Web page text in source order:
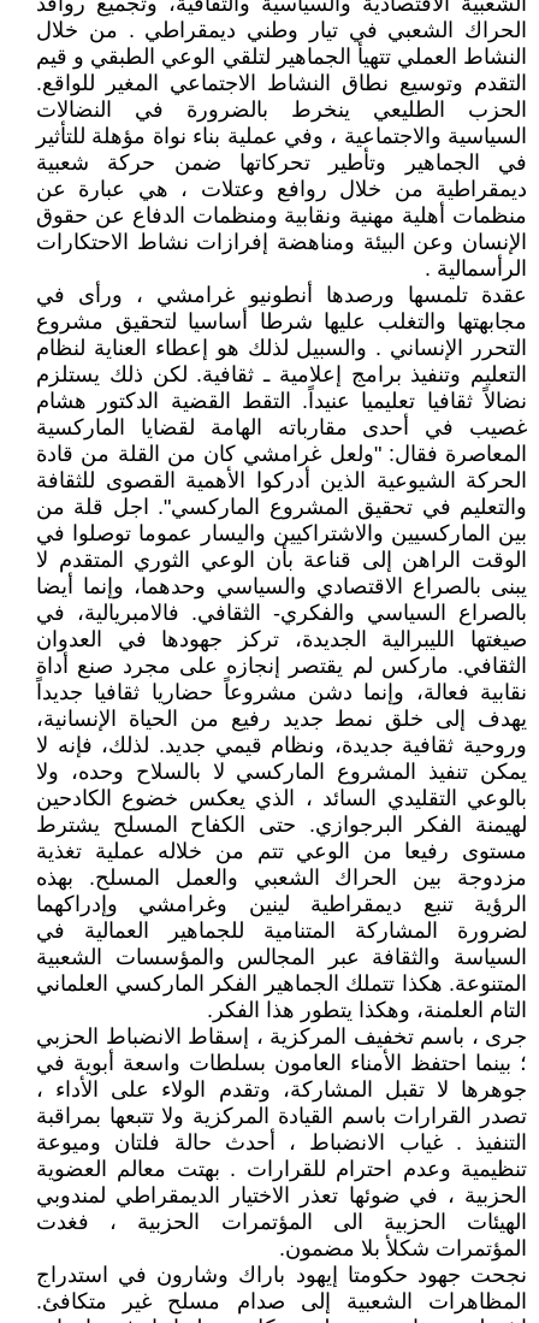
الحراك الشعبي في تيار وطني ديمقراطي . من خلال
النشاط العملي تتهيأ الجماهير لتلقي الوعي الطبقي و قيم
التقدم وتوسيع نطاق النشاط الاجتماعي المغير للواقع.
الحزب الطليعي ينخرط بالضرورة في النضالات
السياسية والاجتماعية ، وفي عملية بناء نواة مؤهلة للتأثير
في الجماهير وتأطير تحركاتها ضمن حركة شعبية
ديمقراطية من خلال روافع وعتلات ، هي عبارة عن
منظمات أهلية مهنية ونقابية ومنظمات الدفاع عن حقوق
الإنسان وعن البيئة ومناهضة إفرازات نشاط الاحتكارات
الرأسمالية .
عقدة تلمسها ورصدها أنطونيو غرامشي ، ورأى في
مجابهتها والتغلب عليها شرطا أساسيا لتحقيق مشروع
التحرر الإنساني . والسبيل لذلك هو إعطاء العناية لنظام
التعليم وتنفيذ برامج إعلامية ـ ثقافية. لكن ذلك يستلزم
نضالاً ثقافيا تعليميا عنيداً. التقط القضية الدكتور هشام
غصيب في أحدى مقارباته الهامة لقضايا الماركسية
المعاصرة فقال: "ولعل غرامشي كان من القلة من قادة
الحركة الشيوعية الذين أدركوا الأهمية القصوى للثقافة
والتعليم في تحقيق المشروع الماركسي". اجل قلة من
بين الماركسيين والاشتراكيين واليسار عموما توصلوا في
الوقت الراهن إلى قناعة بأن الوعي الثوري المتقدم لا
يبنى بالصراع الاقتصادي والسياسي وحدهما، وإنما أيضا
بالصراع السياسي والفكري- الثقافي. فالامبريالية، في
صيغتها الليبرالية الجديدة، تركز جهودها في العدوان
الثقافي. ماركس لم يقتصر إنجازه على مجرد صنع أداة
نقابية فعالة، وإنما دشن مشروعاً حضاريا ثقافيا جديداً
يهدف إلى خلق نمط جديد رفيع من الحياة الإنسانية،
وروحية ثقافية جديدة، ونظام قيمي جديد. لذلك، فإنه لا
يمكن تنفيذ المشروع الماركسي لا بالسلاح وحده، ولا
بالوعي التقليدي السائد ، الذي يعكس خضوع الكادحين
لهيمنة الفكر البرجوازي. حتى الكفاح المسلح يشترط
مستوى رفيعا من الوعي تتم من خلاله عملية تغذية
مزدوجة بين الحراك الشعبي والعمل المسلح. بهذه
الرؤية تنبع ديمقراطية لينين وغرامشي وإدراكهما
لضرورة المشاركة المتنامية للجماهير العمالية في
السياسة والثقافة عبر المجالس والمؤسسات الشعبية
المتنوعة. هكذا تتملك الجماهير الفكر الماركسي العلماني
التام العلمنة، وهكذا يتطور هذا الفكر.
جرى ، باسم تخفيف المركزية ، إسقاط الانضباط الحزبي
؛ بينما احتفظ الأمناء العامون بسلطات واسعة أبوية في
جوهرها لا تقبل المشاركة، وتقدم الولاء على الأداء ،
تصدر القرارات باسم القيادة المركزية ولا تتبعها بمراقبة
التنفيذ . غياب الانضباط ، أحدث حالة فلتان وميوعة
تنظيمية وعدم احترام للقرارات . بهتت معالم العضوية
الحزبية ، في ضوئها تعذر الاختيار الديمقراطي لمندوبي
الهيئات الحزبية الى المؤتمرات الحزبية ، فغدت
المؤتمرات شكلأ بلا مضمون.
نجحت جهود حكومتا إيهود باراك وشارون في استدراج
المظاهرات الشعبية إلى صدام مسلح غير متكافئ.